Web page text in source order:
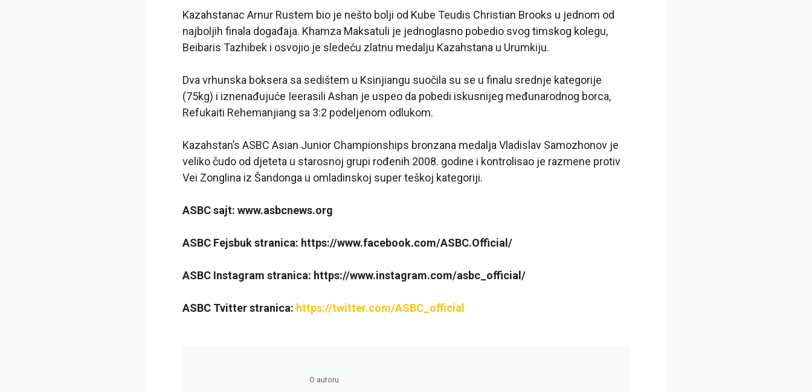
Kazahstanac Arnur Rustem bio je nešto bolji od Kube Teudis Christian Brooks u jednom od
najboljih finala događaja. Khamza Maksatuli je jednoglasno pobedio svog timskog kolegu,
Beibaris Tazhibek i osvojio je sledeću zlatnu medalju Kazahstana u Urumkiju.
Dva vrhunska boksera sa sedištem u Ksinjiangu suočila su se u finalu srednje kategorije
(75kg) i iznenađujuće Ieerasili Ashan je uspeo da pobedi iskusnijeg međunarodnog borca,
Refukaiti Rehemanjiang sa 3:2 podeljenom odlukom.
Kazahstan’s ASBC Asian Junior Championships bronzana medalja Vladislav Samozhonov je
veliko čudo od djeteta u starosnoj grupi rođenih 2008. godine i kontrolisao je razmene protiv
Vei Zonglina iz Šandonga u omladinskoj super teškoj kategoriji.
ASBC sajt: www.asbcnews.org
ASBC Fejsbuk stranica: https://www.facebook.com/ASBC.Official/
ASBC Instagram stranica: https://www.instagram.com/asbc_official/
ASBC Tvitter stranica: https://twitter.com/ASBC_official
O autoru